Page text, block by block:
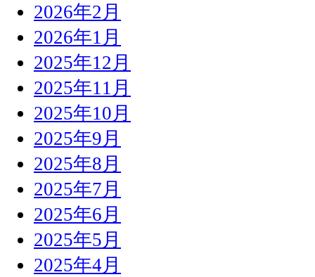
2026年2月
2026年1月
2025年12月
2025年11月
2025年10月
2025年9月
2025年8月
2025年7月
2025年6月
2025年5月
2025年4月